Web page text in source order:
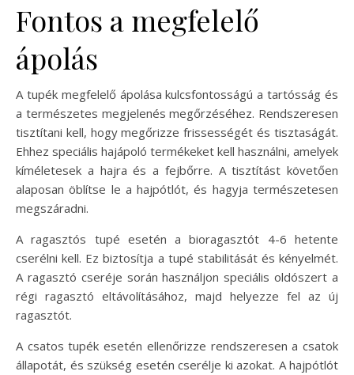
Fontos a megfelelő
ápolás
A tupék megfelelő ápolása kulcsfontosságú a tartósság és
a természetes megjelenés megőrzéséhez. Rendszeresen
tisztítani kell, hogy megőrizze frissességét és tisztaságát.
Ehhez speciális hajápoló termékeket kell használni, amelyek
kíméletesek a hajra és a fejbőrre. A tisztítást követően
alaposan öblítse le a hajpótlót, és hagyja természetesen
megszáradni.
A ragasztós tupé esetén a bioragasztót 4-6 hetente
cserélni kell. Ez biztosítja a tupé stabilitását és kényelmét.
A ragasztó cseréje során használjon speciális oldószert a
régi ragasztó eltávolításához, majd helyezze fel az új
ragasztót.
A csatos tupék esetén ellenőrizze rendszeresen a csatok
állapotát, és szükség esetén cserélje ki azokat. A hajpótlót